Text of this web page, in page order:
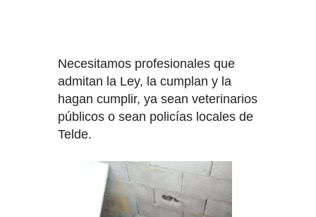
NIEVES GARCÍA: "MI QUINTO
LIBRO ES UNA INSPIRACIÓN DE
SEMANA EN LOS CALABOZOS"
TELDE SE RECONCILIA CON LOS
Necesitamos profesionales que
admitan la Ley, la cumplan y la
hagan cumplir, ya sean veterinarios
públicos o sean policías locales de
Telde.